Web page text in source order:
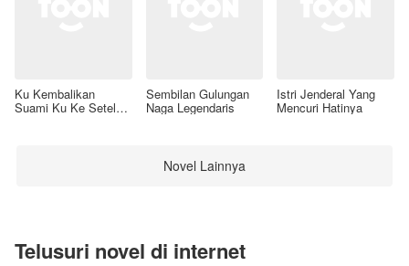
Ku Kembalikan
Suami Ku Ke Setelan
Sembilan Gulungan
Naga Legendaris
Istri Jenderal Yang
Mencuri Hatinya
Novel Lainnya
Telusuri novel di internet